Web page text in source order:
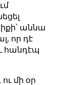
աննա
որ դէ
հանդէպ
մի օր